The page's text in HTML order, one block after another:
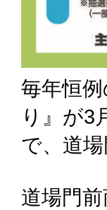
毎年恒
り』が3
で、道場
道場門